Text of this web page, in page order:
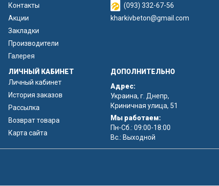
Контакты
Акции
Закладки
Производители
Галерея
(093) 332-67-56
kharkivbeton@gmail.com
ЛИЧНЫЙ КАБИНЕТ
Личный кабинет
История заказов
Рассылка
Возврат товара
Карта сайта
ДОПОЛНИТЕЛЬНО
Адрес:
Украина, г. Днепр,
Криничная улица, 51
Мы работаем:
Пн-Сб.: 09:00-18:00
Вс.: Выходной